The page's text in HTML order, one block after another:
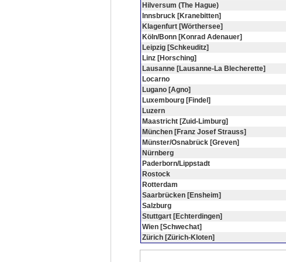
Hilversum (The Hague)
Innsbruck [Kranebitten]
Klagenfurt [Wörthersee]
Köln/Bonn [Konrad Adenauer]
Leipzig [Schkeuditz]
Linz [Horsching]
Lausanne [Lausanne-La Blecherette]
Locarno
Lugano [Agno]
Luxembourg [Findel]
Luzern
Maastricht [Zuid-Limburg]
München [Franz Josef Strauss]
Münster/Osnabrück [Greven]
Nürnberg
Paderborn/Lippstadt
Rostock
Rotterdam
Saarbrücken [Ensheim]
Salzburg
Stuttgart [Echterdingen]
Wien [Schwechat]
Zürich [Zürich-Kloten]